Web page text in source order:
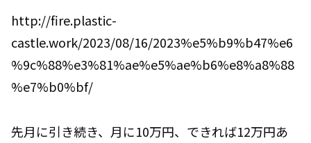
http://fire.plastic-
castle.work/2023/08/16/2023%e5%b9%b47%e6
%9c%88%e3%81%ae%e5%ae%b6%e8%a8%88
%e7%b0%bf/
先月に引き続き、月に10万円、できれば12万円あ